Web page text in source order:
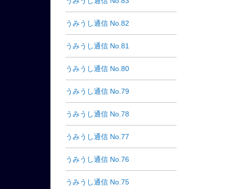
うみうし通信 No.82
うみうし通信 No.81
うみうし通信 No.80
うみうし通信 No.79
うみうし通信 No.78
うみうし通信 No.77
うみうし通信 No.76
うみうし通信 No.75